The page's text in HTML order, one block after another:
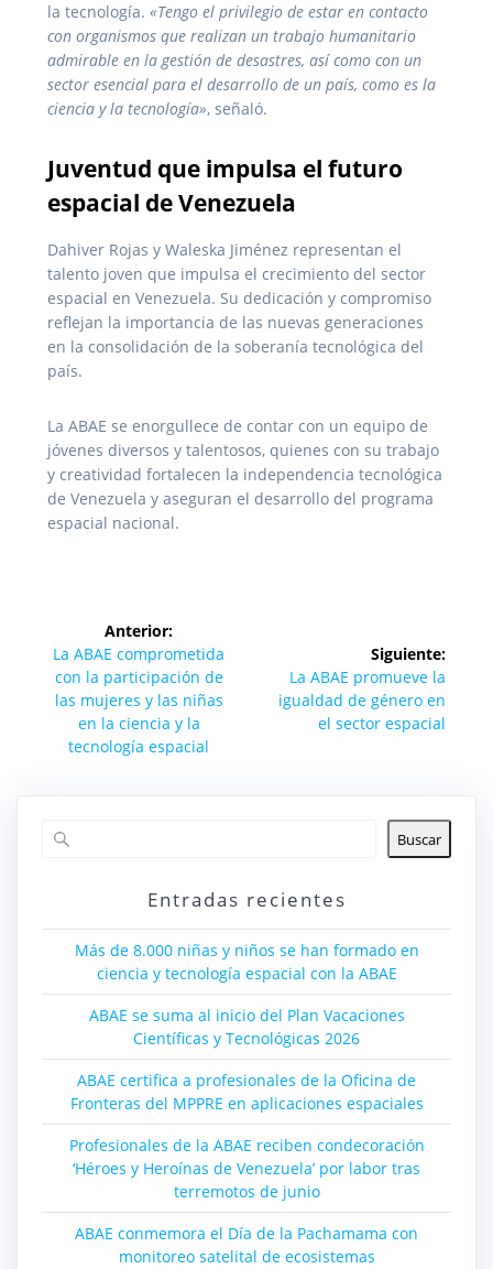
la tecnología. «Tengo el privilegio de estar en contacto
con organismos que realizan un trabajo humanitario
admirable en la gestión de desastres, así como con un
sector esencial para el desarrollo de un país, como es la
ciencia y la tecnología», señaló.
Juventud que impulsa el futuro
espacial de Venezuela
Dahiver Rojas y Waleska Jiménez representan el
talento joven que impulsa el crecimiento del sector
espacial en Venezuela. Su dedicación y compromiso
reflejan la importancia de las nuevas generaciones
en la consolidación de la soberanía tecnológica del
país.
La ABAE se enorgullece de contar con un equipo de
jóvenes diversos y talentosos, quienes con su trabajo
y creatividad fortalecen la independencia tecnológica
de Venezuela y aseguran el desarrollo del programa
espacial nacional.
Navegación
de
entradas
Anterior:
Entrada
anterior:
La ABAE comprometida
con la participación de
las mujeres y las niñas
en la ciencia y la
tecnología espacial
Siguiente:
Siguiente
entrada:
La ABAE promueve la
igualdad de género en
el sector espacial
Buscar
Entradas recientes
Más de 8.000 niñas y niños se han formado en
ciencia y tecnología espacial con la ABAE
ABAE se suma al inicio del Plan Vacaciones
Científicas y Tecnológicas 2026
ABAE certifica a profesionales de la Oficina de
Fronteras del MPPRE en aplicaciones espaciales
Profesionales de la ABAE reciben condecoración
‘Héroes y Heroínas de Venezuela’ por labor tras
terremotos de junio
ABAE conmemora el Día de la Pachamama con
monitoreo satelital de ecosistemas